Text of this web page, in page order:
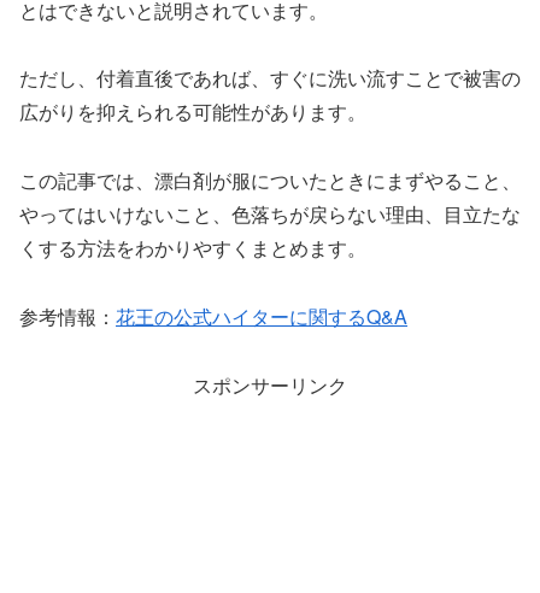
とはできないと説明されています。
ただし、付着直後であれば、すぐに洗い流すことで被害の
広がりを抑えられる可能性があります。
この記事では、漂白剤が服についたときにまずやること、
やってはいけないこと、色落ちが戻らない理由、目立たな
くする方法をわかりやすくまとめます。
参考情報： 花王の公式ハイターに関するQ&A
スポンサーリンク